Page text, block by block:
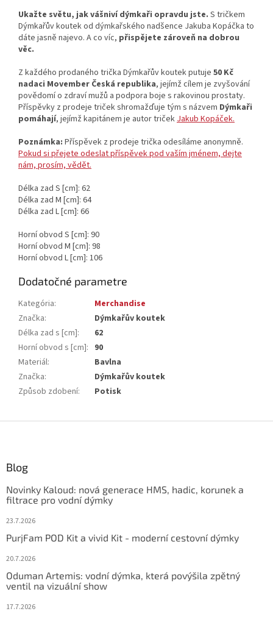
Ukažte světu, jak vášniví dýmkaři opravdu jste. S tričkem
Dýmkařův koutek od dýmkařského nadšence Jakuba Kopáčka to
dáte jasně najevo. A co víc, přispějete zároveň na dobrou
věc.
Z každého prodaného trička Dýmkařův koutek putuje 50 Kč
nadaci Movember Česká republika, jejímž cílem je zvyšování
povědomí o zdraví mužů a podpora boje s rakovinou prostaty.
Příspěvky z prodeje triček shromažďuje tým s názvem Dýmkaři
pomáhají, jejímž kapitánem je autor tričekJakub Kopáček.
Poznámka: Příspěvek z prodeje trička odesíláme anonymně.
Pokud si přejete odeslat příspěvek pod vaším jménem, dejte
nám, prosím, vědět.
Délka zad S [cm]: 62
Délka zad M [cm]: 64
Délka zad L [cm]: 66
Horní obvod S [cm]: 90
Horní obvod M [cm]: 98
Horní obvod L [cm]: 106
Dodatočné parametre
Kategória:
Merchandise
Značka:
Dýmkařův koutek
Délka zad s [cm]:
62
Horní obvod s [cm]: 90
Materiál:
Bavlna
Značka:
Dýmkařův koutek
Způsob zdobení: Potisk
Blog
Novinky Kaloud: nová generace HMS, hadic, korunek a
filtrace pro vodní dýmky
23.7.2026
PurjFam POD Kit a vivid Kit - moderní cestovní dýmky
20.7.2026
Oduman Artemis: vodní dýmka, která povýšila zpětný
ventil na vizuální show
17.7.2026